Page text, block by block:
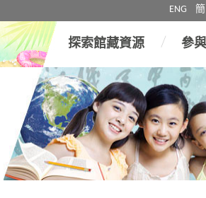
ENG 簡
探索館藏資源 參